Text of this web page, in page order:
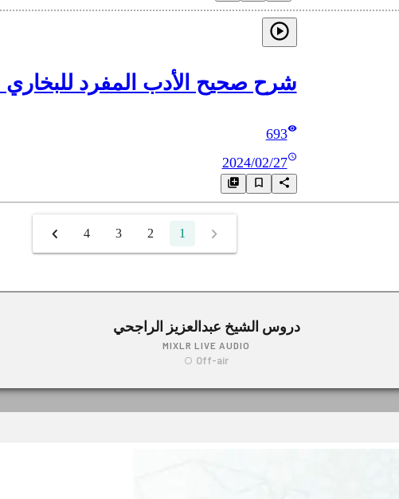
شرح صحيح الأدب المفرد للبخاري_10
693
2024/02/27
1
2
3
4